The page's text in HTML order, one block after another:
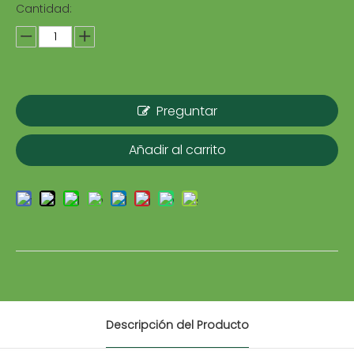
Cantidad:
Preguntar
Añadir al carrito
Descripción del Producto